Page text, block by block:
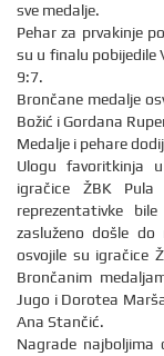
sve medalje.
Pehar za prvakinje
su u finalu
9:7.
Brončane medalje
Božić i Gordana
Medalje i pehare
Ulogu favoritkinja
igračice ŽBK
reprezentativke
zasluženo došle do
osvojile su igračice
Brončanim
Jugo i Dorotea
Ana Stančić.
Nagrade najboljima